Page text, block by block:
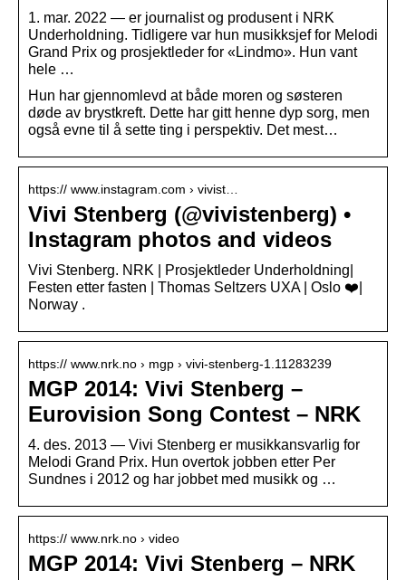
1. mar. 2022 — er journalist og produsent i NRK
Underholdning. Tidligere var hun musikksjef for Melodi
Grand Prix og prosjektleder for «Lindmo». Hun vant
hele …
Hun har gjennomlevd at både moren og søsteren
døde av brystkreft. Dette har gitt henne dyp sorg, men
også evne til å sette ting i perspektiv. Det mest…
https:// www.instagram.com › vivist…
Vivi Stenberg (@vivistenberg) •
Instagram photos and videos
Vivi Stenberg. NRK | Prosjektleder Underholdning|
Festen etter fasten | Thomas Seltzers UXA | Oslo ❤️|
Norway .
https:// www.nrk.no › mgp › vivi-stenberg-1.11283239
MGP 2014: Vivi Stenberg –
Eurovision Song Contest – NRK
4. des. 2013 — Vivi Stenberg er musikkansvarlig for
Melodi Grand Prix. Hun overtok jobben etter Per
Sundnes i 2012 og har jobbet med musikk og …
https:// www.nrk.no › video
MGP 2014: Vivi Stenberg – NRK